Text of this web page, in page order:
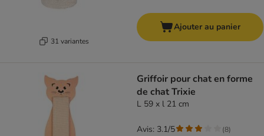
31 variantes
Ajouter au panier
Griffoir pour chat en forme
de chat Trixie
L 59 x l 21 cm
Avis: 3.1/5 (8)